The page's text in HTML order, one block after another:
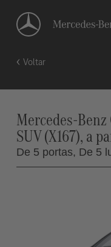
Voltar
Mercedes-
SUV (X167), a
De 5 portas, De 5